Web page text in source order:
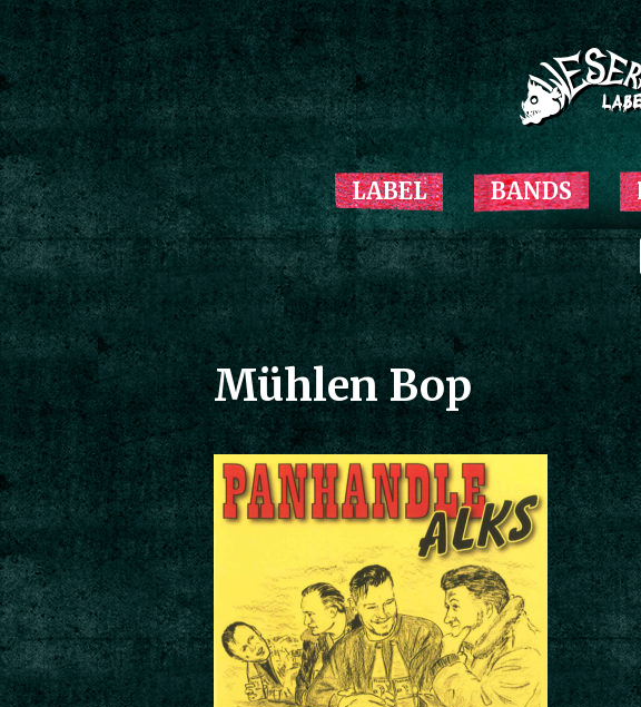
LABEL BANDS
Mühlen Bop